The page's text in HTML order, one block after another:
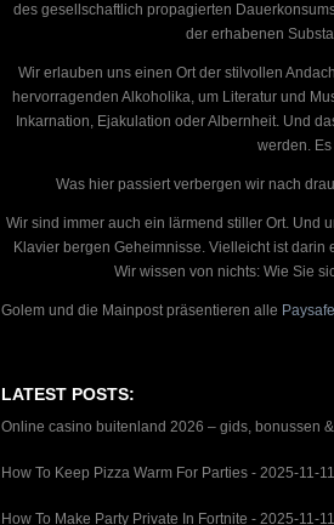
des gesellschaftlich propagierten
der erhabenen
Wir erlauben uns einen Ort der stilvollen
hervorragenden Alkoholika, um Literatur und
Inkarnation, Ejakulation oder Albernheit. Und
werden. Es
Was hier passiert verbergen wir nach
Wir sind immer auch ein lärmend stiller Ort. Und
Klavier bergen Geheimnisse. Vielleicht ist
Wir wissen von nichts: Wie Sie
Golem und die Mainpost präsentieren alle
LATEST POSTS:
Online casino buitenland 2026 – gids, bonussen
How To Keep Pizza Warm For Parties - 2025-11-11
How To Make Party Private In Fortnite - 2025-11-11